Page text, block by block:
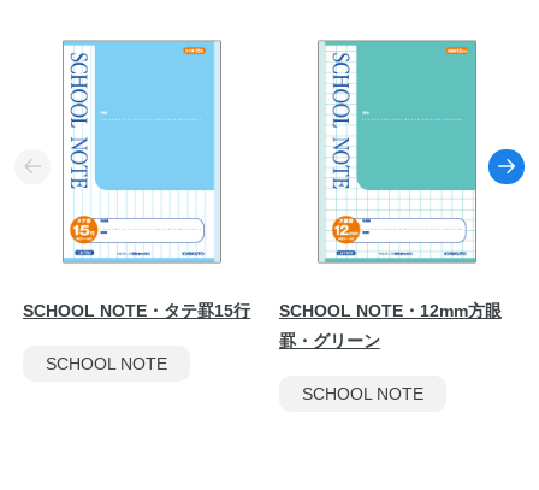
SCHOOL NOTE・タテ罫15行
SCHOOL NOTE
SCHOOL NOTE・12mm方眼
罫・グリーン
SCHOOL NOTE